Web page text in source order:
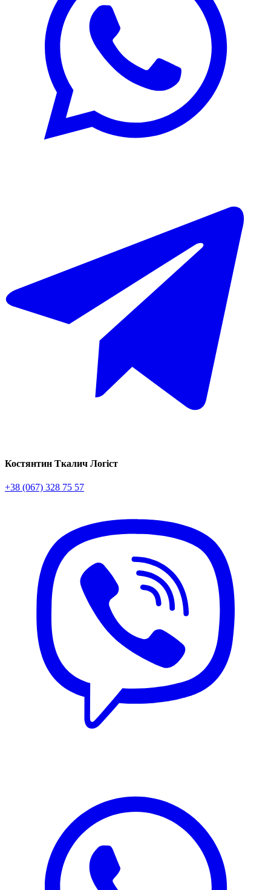
Костянтин Ткалич Логіст
+38 (067) 328 75 57